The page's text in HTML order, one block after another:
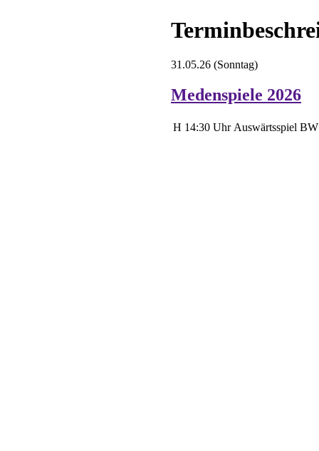
31.05.26 (Sonntag)
Medenspiele 2026
H 14:30 Uhr Auswärtsspiel BW